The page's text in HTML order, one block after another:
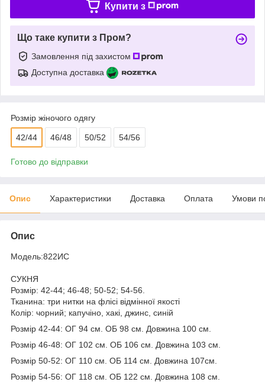
Купити з
Що таке купити з Пром?
Замовлення під захистом
Доступна доставка
Розмір жіночого одягу
42/44 46/48 50/52 54/56
Готово до відправки
Опис Характеристики Доставка Оплата Умови
Опис
Модель:822ИС
СУКНЯ
Розмір: 42-44; 46-48; 50-52; 54-56.
Тканина: три нитки на флісі відмінної якості
Колір: чорний; капучіно, хакі, джинс, синій
Розмір 42-44: ОГ 94 см. ОБ 98 см. Довжина 100 см.
Розмір 46-48: ОГ 102 см. ОБ 106 см. Довжина 103 см.
Розмір 50-52: ОГ 110 см. ОБ 114 см. Довжина 107см.
Розмір 54-56: ОГ 118 см. ОБ 122 см. Довжина 108 см.